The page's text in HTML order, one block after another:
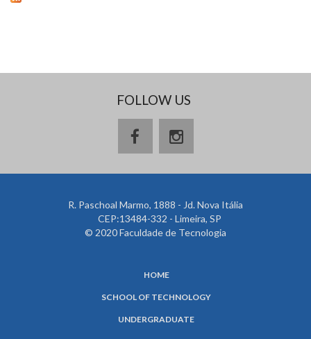
FOLLOW US
R. Paschoal Marmo, 1888 - Jd. Nova Itália
CEP:13484-332 - Limeira, SP
© 2020 Faculdade de Tecnologia
HOME
SCHOOL OF TECHNOLOGY
UNDERGRADUATE